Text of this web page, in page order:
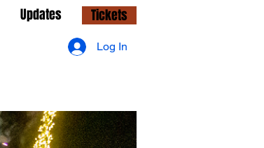
Updates Tickets
Log In